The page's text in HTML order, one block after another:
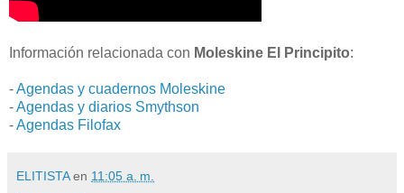
Información relacionada con Moleskine El Principito:
-Agendas y cuadernos Moleskine
-Agendas y diarios Smythson
-Agendas Filofax
ELITISTA en 11:05 a. m.